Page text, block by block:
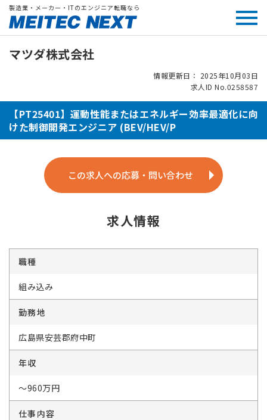
製造業・メーカー・ITのエンジニア転職なら
マツダ株式会社
情報更新日： 2025年10月03日
求人ID No.0258587
【PT25401】運動性能またはエネルギー効率最適化に向
けた制御開発エンジニア (BEV/HEV/P
この求人への応募・問い合わせ
求人情報
職種
組み込み
勤務地
広島県安芸郡府中町
年収
～960万円
仕事内容